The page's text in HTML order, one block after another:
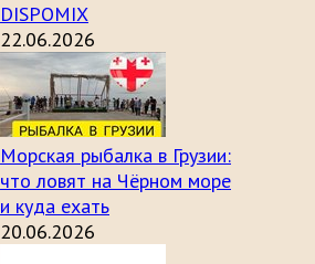
DISPOMIX
22.06.2026
Морская рыбалка в Грузии:
что ловят на Чёрном море
и куда ехать
20.06.2026